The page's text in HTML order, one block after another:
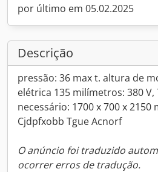
por último em 05.02.2025
Descrição
pressão: 36 max t. altura de
elétrica 135 milímetros: 380 V,
necessário: 1700 x 700 x 2150
Cjdpfxobb Tgue Acnorf
O anúncio foi traduzido
ocorrer erros de tradução.